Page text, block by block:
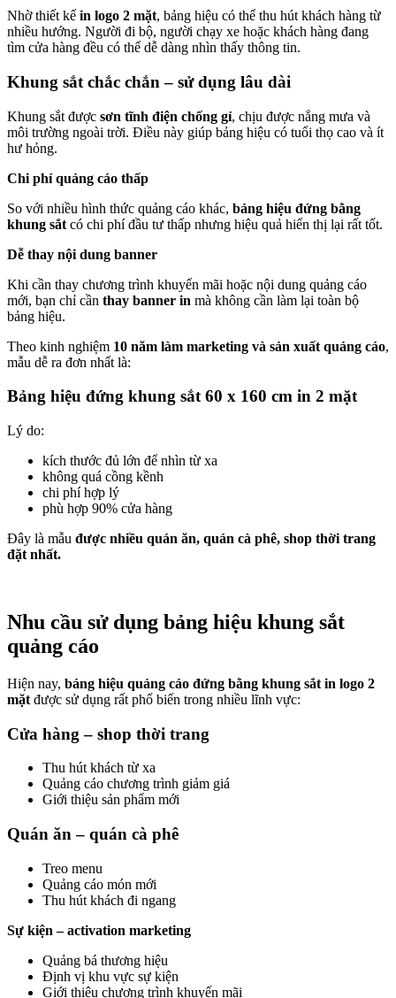
Nhờ thiết kế in logo 2 mặt, bảng hiệu có thể thu hút khách hàng từ
nhiều hướng. Người đi bộ, người chạy xe hoặc khách hàng đang
tìm cửa hàng đều có thể dễ dàng nhìn thấy thông tin.
Khung sắt chắc chắn – sử dụng lâu dài
Khung sắt được sơn tĩnh điện chống gỉ, chịu được nắng mưa và
môi trường ngoài trời. Điều này giúp bảng hiệu có tuổi thọ cao và ít
hư hỏng.
Chi phí quảng cáo thấp
So với nhiều hình thức quảng cáo khác, bảng hiệu đứng bằng
khung sắt có chi phí đầu tư thấp nhưng hiệu quả hiển thị lại rất tốt.
Dễ thay nội dung banner
Khi cần thay chương trình khuyến mãi hoặc nội dung quảng cáo
mới, bạn chỉ cần thay banner in mà không cần làm lại toàn bộ
bảng hiệu.
Theo kinh nghiệm 10 năm làm marketing và sản xuất quảng cáo,
mẫu dễ ra đơn nhất là:
Bảng hiệu đứng khung sắt 60 x 160 cm in 2 mặt
Lý do:
kích thước đủ lớn để nhìn từ xa
không quá cồng kềnh
chi phí hợp lý
phù hợp 90% cửa hàng
Đây là mẫu được nhiều quán ăn, quán cà phê, shop thời trang
đặt nhất.
Nhu cầu sử dụng bảng hiệu khung sắt
quảng cáo
Hiện nay, bảng hiệu quảng cáo đứng bằng khung sắt in logo 2
mặt được sử dụng rất phổ biến trong nhiều lĩnh vực:
Cửa hàng – shop thời trang
Thu hút khách từ xa
Quảng cáo chương trình giảm giá
Giới thiệu sản phẩm mới
Quán ăn – quán cà phê
Treo menu
Quảng cáo món mới
Thu hút khách đi ngang
Sự kiện – activation marketing
Quảng bá thương hiệu
Định vị khu vực sự kiện
Giới thiệu chương trình khuyến mãi